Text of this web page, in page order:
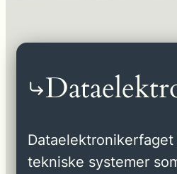
tekniske systemer